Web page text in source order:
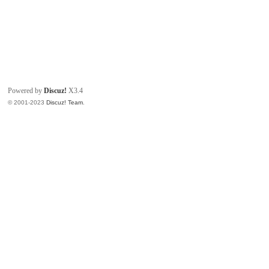
Powered byDiscuz! X3.4
© 2001-2023Discuz! Team